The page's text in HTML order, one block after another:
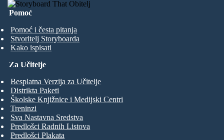
Pomoć
Pomoć i česta pitanja
Stvoritelj Storyboarda
Kako ispisati
Za Učitelje
Besplatna Verzija za Učitelje
Distrikta Paketi
Školske Knjižnice i Medijski Centri
Treninzi
Sva Nastavna Sredstva
Predlošci Radnih Listova
Predlošci Plakata